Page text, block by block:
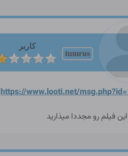
tumrus
کاربر
https://www.looti.net/msg.ph
فیلم رو مجددا میذارید